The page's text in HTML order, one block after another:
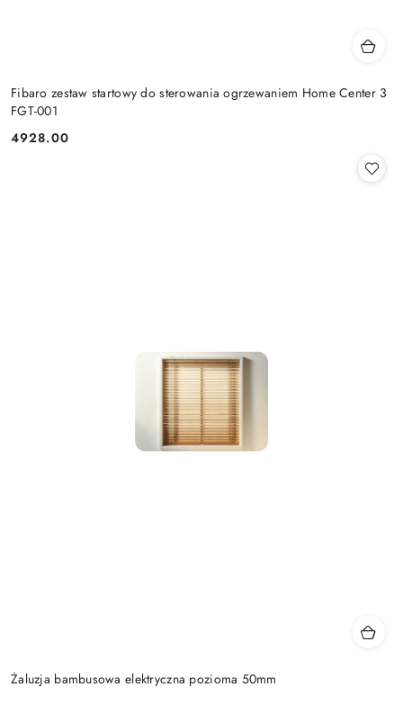
Fibaro zestaw startowy do sterowania ogrzewaniem Home Center 3
FGT-001
Cena:
4928.00
Żaluzja bambusowa elektryczna pozioma 50mm